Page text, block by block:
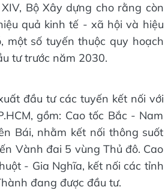
Bộ Xây dựng cho rằng còn
quả kinh tế - xã hội và hiệu
một số tuyến thuộc quy hoạch
tư trước năm 2030.
đầu tư các tuyến kết nối với
gồm: Cao tốc Bắc - Nam
Bái, nhằm kết nối thông suốt
Vành đai 5 vùng Thủ đô. Cao
- Gia Nghĩa, kết nối các tỉnh
đang được đầu tư.